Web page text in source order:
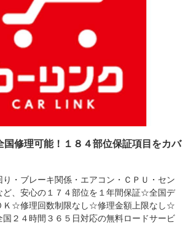
国修理可能！１８４部位保証項目をカバ
・ブレーキ関係・エアコン・ＣＰＵ・セン
ど、安心の１７４部位を１年間保証☆全国デ
Ｋ☆修理回数制限なし☆修理金額上限なし☆
２４時間３６５日対応の無料ロードサービ